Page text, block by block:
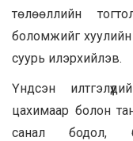
төлөөллийн
боломжийг хуулийн
суурь илэрхийлэв.
Үндсэн
цахимаар болон
санал бодол,